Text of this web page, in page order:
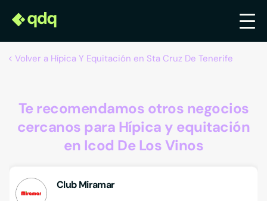
Volver a Hípica Y Equitación en Sta Cruz De Tenerife
Te recomendamos otros negocios
cercanos para Hípica y equitación
en Icod De Los Vinos
Club Miramar